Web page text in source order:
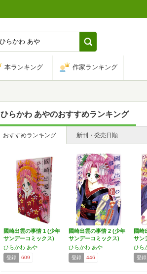
本ランキング 作家ランキング
ひらかわ あやのおすすめランキング
おすすめランキング 新刊・発売日順
國崎出雲の事情 1 (少年
サンデーコミックス)
ひらかわ あや
登録 609
國崎出雲の事情 2 (少年
サンデーコミックス)
ひらかわ あや
登録 446
國崎
サン
ひら
登録